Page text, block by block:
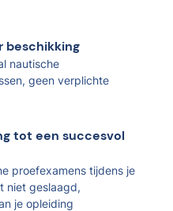
beschikking
nautische
geen verplichte
tot een succesvol
proefexamens tijdens je
niet geslaagd,
je opleiding